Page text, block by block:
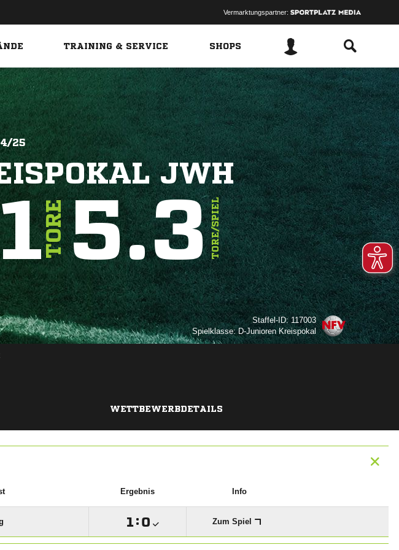
Vermarktungspartner:
TRAINING & SERVICE SHOPS
25
JWH
TORE5.3TORE/SPIEL
Staffel-ID: 117003
Spielklasse: D-Junioren Kreispokal
WETTBEWERBDETAILS
Ergebnis Info
 :  Zum Spiel